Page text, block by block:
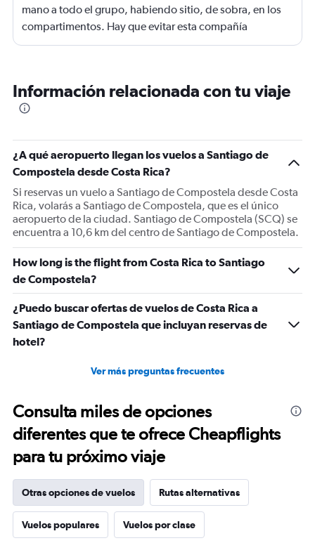
mano a todo el grupo, habiendo sitio, de sobra, en los
compartimentos. Hay que evitar esta compañía
Información relacionada con tu viaje
¿A qué aeropuerto llegan los vuelos a Santiago de
Compostela desde Costa Rica?
Si reservas un vuelo a Santiago de Compostela desde Costa
Rica, volarás a Santiago de Compostela, que es el único
aeropuerto de la ciudad. Santiago de Compostela (SCQ) se
encuentra a 10,6 km del centro de Santiago de Compostela.
How long is the flight from Costa Rica to Santiago
de Compostela?
¿Puedo buscar ofertas de vuelos de Costa Rica a
Santiago de Compostela que incluyan reservas de
hotel?
Ver más preguntas frecuentes
Consulta miles de opciones
diferentes que te ofrece Cheapflights
para tu próximo viaje
Otras opciones de vuelos Rutas alternativas
Vuelos populares Vuelos por clase